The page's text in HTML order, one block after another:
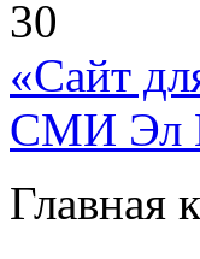
30
«Сайт
СМИ Эл
Главная